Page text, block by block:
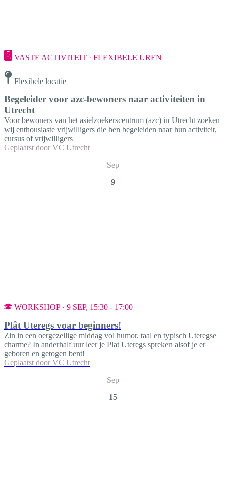
VASTE ACTIVITEIT · FLEXIBELE UREN
Flexibele locatie
Begeleider voor azc-bewoners naar activiteiten in
Utrecht
Voor bewoners van het asielzoekerscentrum (azc) in Utrecht zoeken
wij enthousiaste vrijwilligers die hen begeleiden naar hun activiteit,
cursus of vrijwilligers
Geplaatst door VC Utrecht
Sep
9
WORKSHOP · 9 SEP, 15:30 - 17:00
Plât Uteregs voar beginners!
Zin in een oergezellige middag vol humor, taal en typisch Uteregse
charme? In anderhalf uur leer je Plat Uteregs spreken alsof je er
geboren en getogen bent!
Geplaatst door VC Utrecht
Sep
15